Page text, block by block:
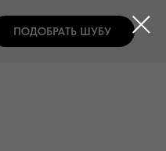
ПОДОБРАТЬ ШУБУ